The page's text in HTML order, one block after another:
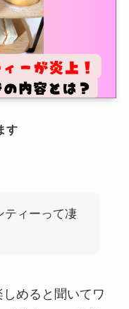
す
ティーって凄
めると聞いてワ